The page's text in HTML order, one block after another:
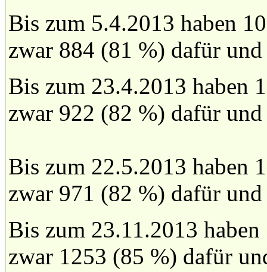
Bis zum 5.4.2013 haben
zwar 884 (81 %) dafür
Bis zum 23.4.2013 haben
zwar 922 (82 %) dafür
Bis zum 22.5.2013 haben
zwar 971 (82 %) dafür
Bis zum 23.11.2013
zwar 1253 (85 %) dafür